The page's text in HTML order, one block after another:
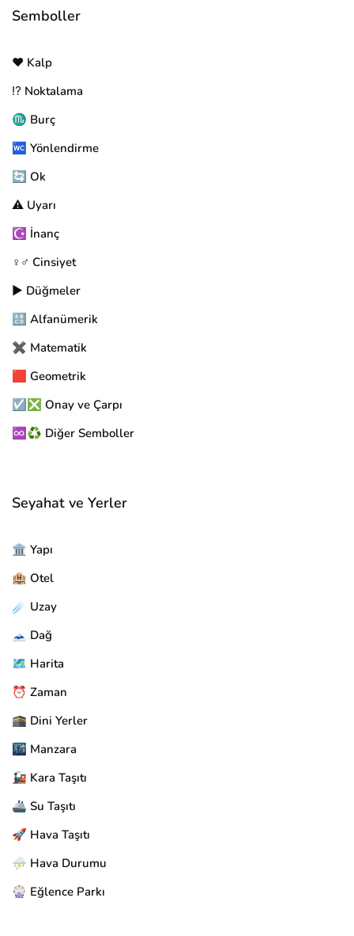
Semboller
❤️ Kalp
⁉️ Noktalama
♏ Burç
🚾 Yönlendirme
🔄 Ok
⚠️ Uyarı
☪️ İnanç
♀️♂️ Cinsiyet
▶️ Düğmeler
🔠 Alfanümerik
✖️ Matematik
🟥 Geometrik
☑️❎ Onay ve Çarpı
♾️♻️ Diğer Semboller
Seyahat ve Yerler
🏛️ Yapı
🏨 Otel
☄️ Uzay
🗻 Dağ
🗺️ Harita
⏰ Zaman
🕋 Dini Yerler
🌃 Manzara
🚂 Kara Taşıtı
🚢 Su Taşıtı
🚀 Hava Taşıtı
⛈️ Hava Durumu
🎡 Eğlence Parkı